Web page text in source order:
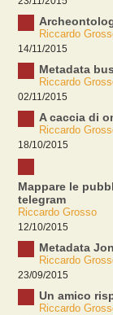
Riccardo
14/11/2015
Metadata
Riccardo
02/11/2015
A caccia di
Riccardo
18/10/2015
Mappare le
telegram
Riccardo Grosso
12/10/2015
Metadata
Riccardo
23/09/2015
Un amico
Riccardo